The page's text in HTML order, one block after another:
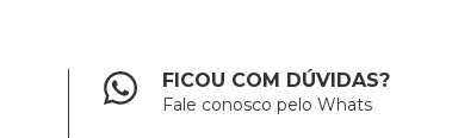
FICOU COM DÚVIDAS?
Fale conosco pelo Whats